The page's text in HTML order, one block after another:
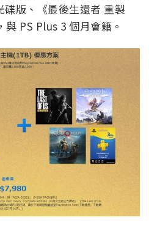
版、《最後生還者 重製
PS Plus 3 個月會籍。